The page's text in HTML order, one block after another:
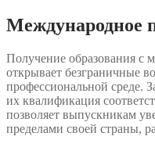
Международное
Получение образования с
открывает безграничные
профессиональной среде.
их квалификация
позволяет выпускникам
пределами своей страны,